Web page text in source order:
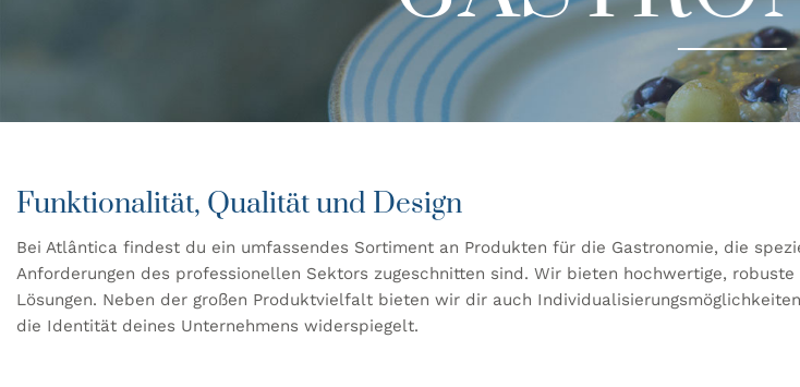
Funktionalität, Qualität und Design
Bei Atlântica findest du ein umfassendes Sortiment an Produkten für die Gastronomie, die
Anforderungen des professionellen Sektors zugeschnitten sind. Wir bieten hochwertige,
Lösungen. Neben der großen Produktvielfalt bieten wir dir auch
die Identität deines Unternehmens widerspiegelt.